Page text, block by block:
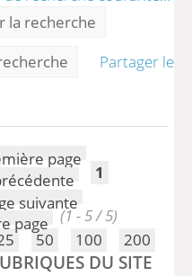
la recherche
Partager le
1
(1 - 5 / 5)
50 100 200
DU SITE